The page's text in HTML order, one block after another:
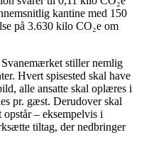
kantine med 150
på 3.630 kilo CO₂e om
stiller nemlig
Hvert spisested skal have
alle ansatte skal oplæres i
pr. gæst. Derudover skal
– eksempelvis i
tiltag, der nedbringer